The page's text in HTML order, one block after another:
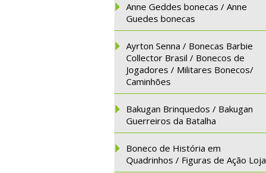
Anne Geddes bonecas / Anne
Guedes bonecas
Ayrton Senna / Bonecas Barbie
Collector Brasil / Bonecos de
Jogadores / Militares Bonecos/
Caminhões
Bakugan Brinquedos / Bakugan
Guerreiros da Batalha
Boneco de História em
Quadrinhos / Figuras de Ação Loja